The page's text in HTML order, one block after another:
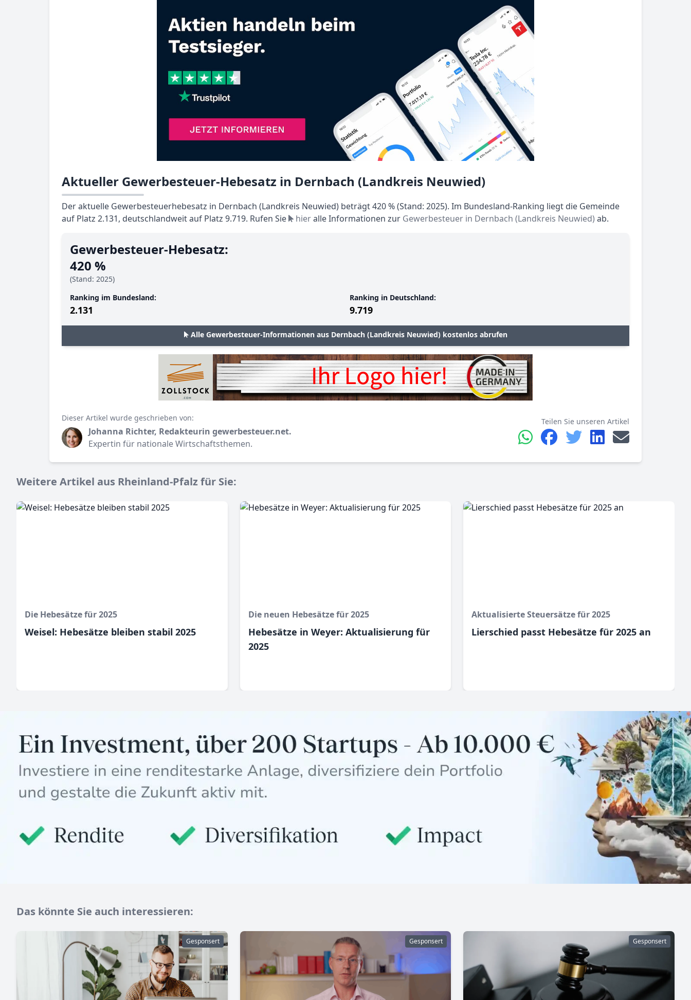
Aktueller Gewerbesteuer-Hebesatz in Dernbach (Landkreis Neuwied)
Der aktuelle Gewerbesteuerhebesatz in Dernbach (Landkreis Neuwied) beträgt 420 % (Stand: 2025). Im Bundesland-Ranking liegt die Gemeinde
auf Platz 2.131, deutschlandweit auf Platz 9.719. Rufen Sie
hieralle Informationen zur Gewerbesteuer in Dernbach (Landkreis Neuwied) ab.
Gewerbesteuer-Hebesatz:
420 %
(Stand: 2025)
Ranking im Bundesland:
2.131
Ranking in Deutschland:
9.719
Alle Gewerbesteuer-Informationen aus Dernbach (Landkreis Neuwied) kostenlos abrufen
Dieser Artikel wurde geschrieben von:
Johanna Richter, Redakteurin gewerbesteuer.net.
Expertin für nationale Wirtschaftsthemen.
Teilen Sie unseren Artikel
Weitere Artikel aus Rheinland-Pfalz für Sie:
Die Hebesätze für 2025
Weisel: Hebesätze bleiben stabil 2025
Die neuen Hebesätze für 2025
Hebesätze in Weyer: Aktualisierung für
2025
Aktualisierte Steuersätze für 2025
Lierschied passt Hebesätze für 2025 an
Das könnte Sie auch interessieren:
Gesponsert Gesponsert Gesponsert